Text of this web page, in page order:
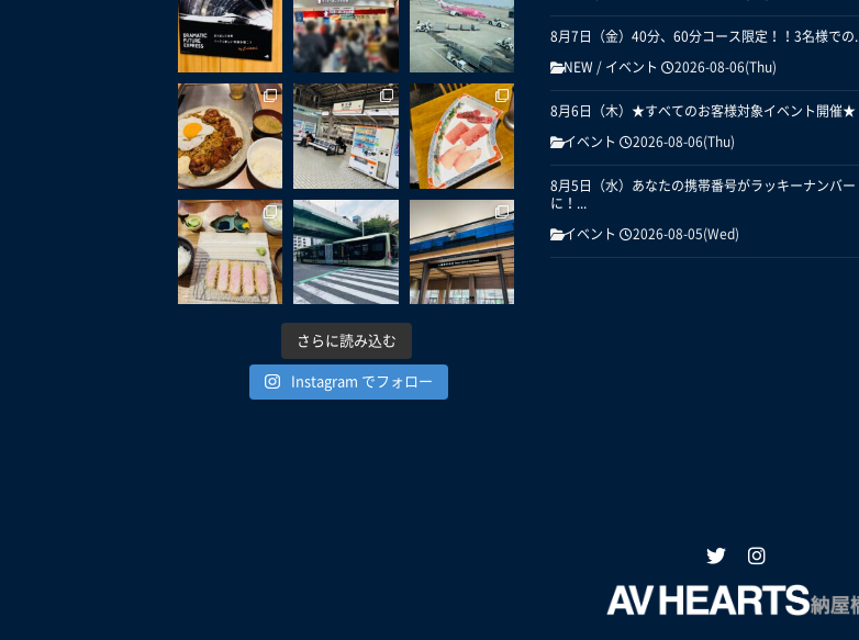
さらに読み込む
Instagram でフォロー
8月7日（金）40分、60分コース限定！！3名様での...
NEW / イベント 2026-08-06(Thu)
8月6日（木）★すべてのお客様対象イベント開催★
イベント 2026-08-06(Thu)
8月5日（水）あなたの携帯番号がラッキーナンバー
に！...
イベント 2026-08-05(Wed)